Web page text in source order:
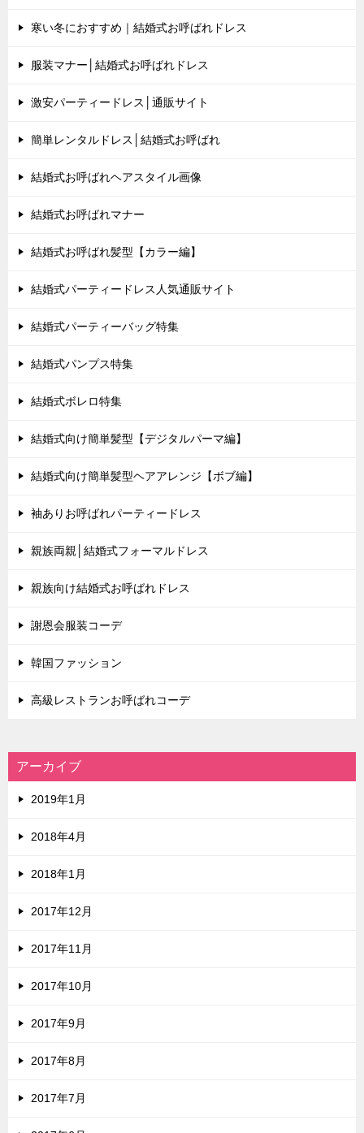
寒い冬におすすめ｜結婚式お呼ばれドレス
服装マナー│結婚式お呼ばれドレス
激安パーティードレス│通販サイト
簡単レンタルドレス│結婚式お呼ばれ
結婚式お呼ばれヘアスタイル画像
結婚式お呼ばれマナー
結婚式お呼ばれ髪型【カラー編】
結婚式パーティードレス人気通販サイト
結婚式パーティーバッグ特集
結婚式パンプス特集
結婚式ボレロ特集
結婚式向け簡単髪型【デジタルパーマ編】
結婚式向け簡単髪型ヘアアレンジ【ボブ編】
袖ありお呼ばれパーティードレス
親族両親│結婚式フォーマルドレス
親族向け結婚式お呼ばれドレス
謝恩会服装コーデ
韓国ファッション
高級レストランお呼ばれコーデ
アーカイブ
2019年1月
2018年4月
2018年1月
2017年12月
2017年11月
2017年10月
2017年9月
2017年8月
2017年7月